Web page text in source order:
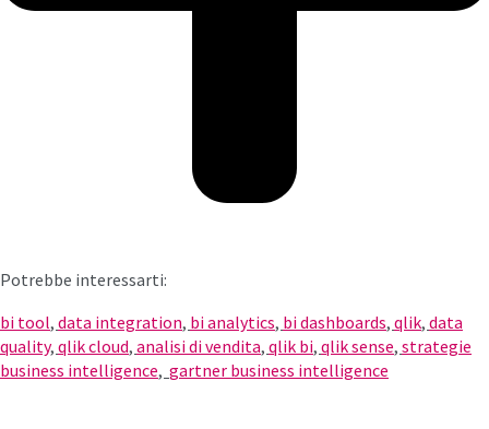
Potrebbe interessarti:
bi tool, data integration, bi analytics, bi dashboards, qlik, data
quality, qlik cloud, analisi di vendita, qlik bi, qlik sense, strategie
business intelligence, gartner business intelligence